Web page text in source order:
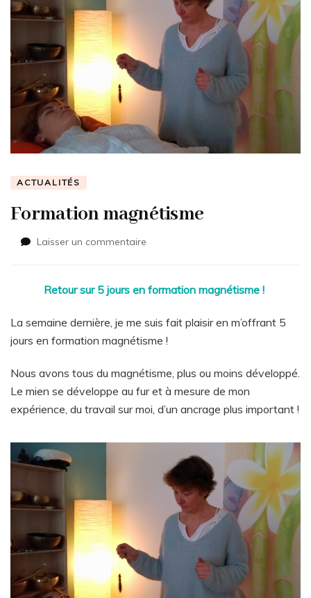
ACTUALITÉS
Formation magnétisme
Laisser un commentaire
Retour sur 5 jours en formation magnétisme !
La semaine dernière, je me suis fait plaisir en m’offrant 5
jours en formation magnétisme !
Nous avons tous du magnétisme, plus ou moins développé.
Le mien se développe au fur et à mesure de mon
expérience, du travail sur moi, d’un ancrage plus important !